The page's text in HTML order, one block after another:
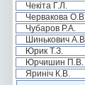
Чекіта Г.Л.
Червакова
Чубаров Р.А.
Шинькович
Юрик Т.З.
Юрчишин П.В.
Яриніч К.В.